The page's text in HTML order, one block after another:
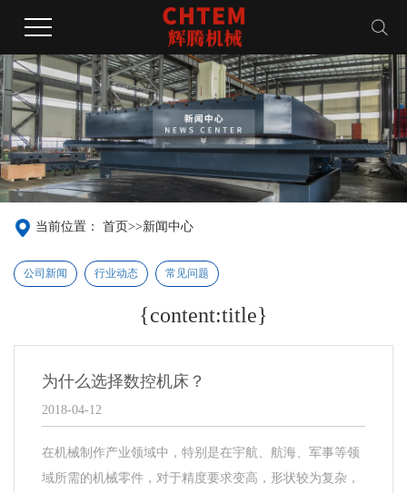
当前位置： 首页>>新闻中心
公司新闻 行业动态 常见问题
{content:title}
为什么选择数控机床？
2018-04-12
在机械制作产业领域中，特别是在宇航、航海、军事等领
域所需的机械零件，对于精度要求变高，形状较为复杂，